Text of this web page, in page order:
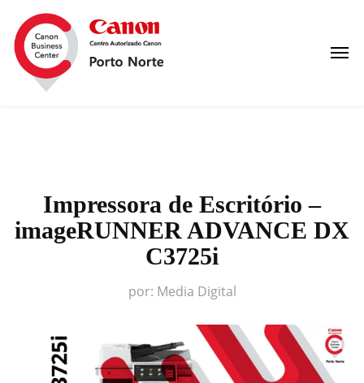
Impressora de Escritório –
imageRUNNER ADVANCE DX
C3725i
por: Media Digital